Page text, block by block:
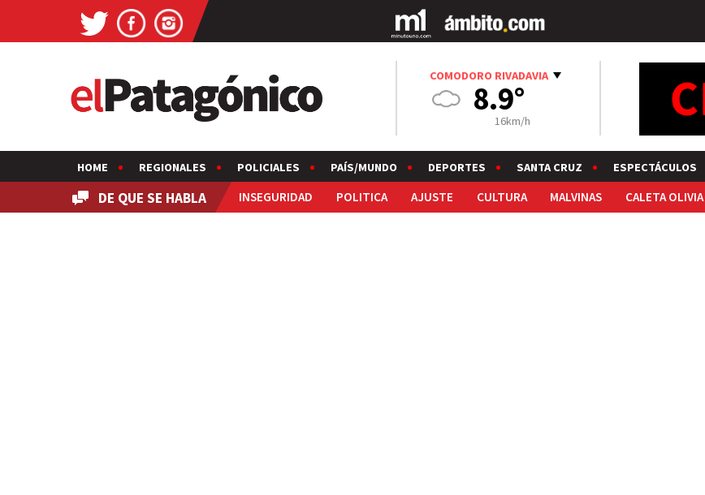
COMODORO RIVADAVIA
8.9°
16km/h
HOME REGIONALES POLICIALES PAÍS/MUNDO DEPORTES SANTA CRUZ ESPECTÁCULOS
DE QUE SE HABLA INSEGURIDAD POLITICA AJUSTE CULTURA MALVINAS CALETA OLIVIA